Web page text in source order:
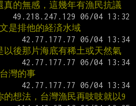
的無感，這幾年有漁民抗議
是排他的経済水域
後那片海底有稀土或天然氣
灣的事
想法，台灣漁民再吱吱就以9